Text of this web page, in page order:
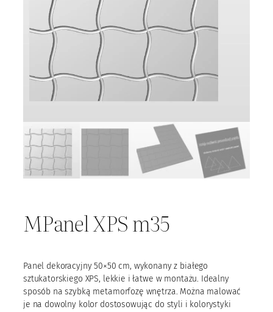
MPanel XPS m35
Panel dekoracyjny 50×50 cm, wykonany z białego
sztukatorskiego XPS, lekkie i łatwe w montażu. Idealny
sposób na szybką metamorfozę wnętrza. Można malować
je na dowolny kolor dostosowując do styli i kolorystyki